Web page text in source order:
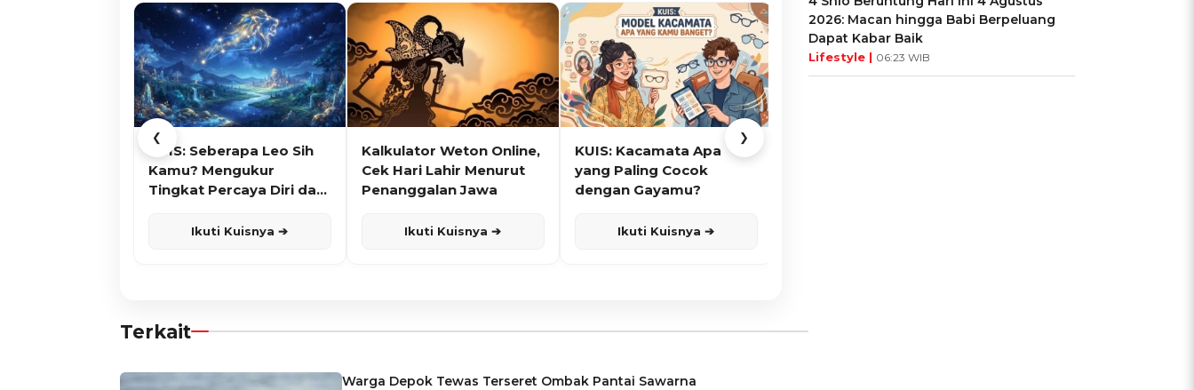
❮
KUIS: Seberapa Leo Sih
Kamu? Mengukur
Tingkat Percaya Diri dan
Ikuti Kuisnya ➔
Kalkulator Weton Online,
Cek Hari Lahir Menurut
Penanggalan Jawa
Ikuti Kuisnya ➔
KUIS: Kacamata Apa
yang Paling Cocok
dengan Gayamu?
Ikuti Kuisnya ➔
❯
Terkait
Warga Depok Tewas Terseret Ombak Pantai Sawarna
2026: Macan hingga Babi Berpeluang
Dapat Kabar Baik
Lifestyle | 06:23 WIB